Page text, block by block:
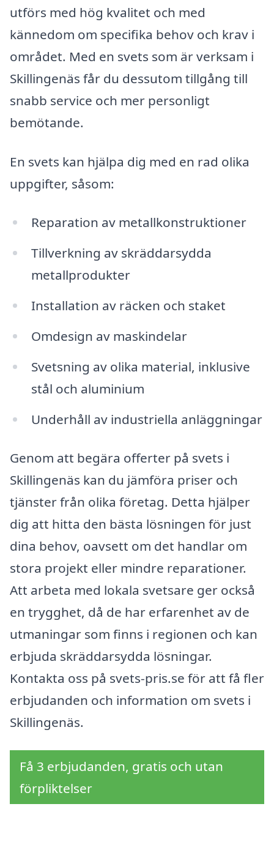
utförs med hög kvalitet och med
kännedom om specifika behov och krav i
området. Med en svets som är verksam i
Skillingenäs får du dessutom tillgång till
snabb service och mer personligt
bemötande.
En svets kan hjälpa dig med en rad olika
uppgifter, såsom:
Reparation av metallkonstruktioner
Tillverkning av skräddarsydda
metallprodukter
Installation av räcken och staket
Omdesign av maskindelar
Svetsning av olika material, inklusive
stål och aluminium
Underhåll av industriella anläggningar
Genom att begära offerter på svets i
Skillingenäs kan du jämföra priser och
tjänster från olika företag. Detta hjälper
dig att hitta den bästa lösningen för just
dina behov, oavsett om det handlar om
stora projekt eller mindre reparationer.
Att arbeta med lokala svetsare ger också
en trygghet, då de har erfarenhet av de
utmaningar som finns i regionen och kan
erbjuda skräddarsydda lösningar.
Kontakta oss på svets-pris.se för att få fler
erbjudanden och information om svets i
Skillingenäs.
Få 3 erbjudanden, gratis och utan
förpliktelser